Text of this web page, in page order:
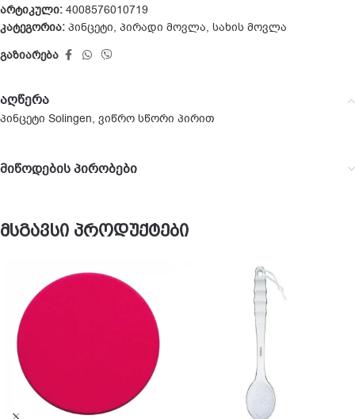
არტიკული: 4008576010719
კატეგორია: პინცეტი, პირადი მოვლა, სახის მოვლა
გაზიარება
აღწერა
პინცეტი Solingen, ვიწრო სწორი პირით
მიწოდების პირობები
მსგავსი პროდუქტები